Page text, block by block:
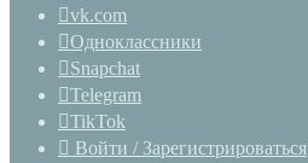
vk.com
Одноклассники
Snapchat
Telegram
TikTok
Войти / Зарегистрироваться